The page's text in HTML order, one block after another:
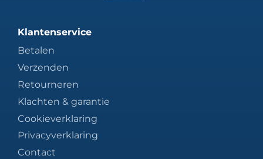
Klantenservice
Betalen
Verzenden
Retourneren
Klachten & garantie
Cookieverklaring
Privacyverklaring
Contact